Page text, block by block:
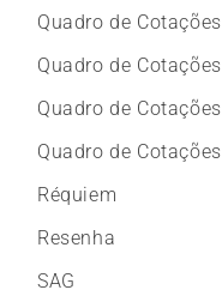
Quadro de Cotações
Quadro de Cotações
Quadro de Cotações
Quadro de Cotações
Réquiem
Resenha
SAG